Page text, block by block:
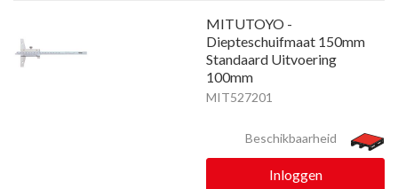
MITUTOYO -
Diepteschuifmaat 150mm
Standaard Uitvoering
100mm
MIT527201
Beschikbaarheid
Inloggen